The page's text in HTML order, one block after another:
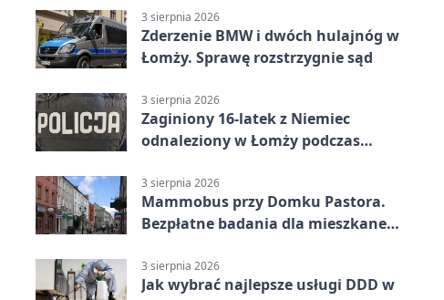
3 sierpnia 2026
Zderzenie BMW i dwóch hulajnóg w
Łomży. Sprawę rozstrzygnie sąd
3 sierpnia 2026
Zaginiony 16-latek z Niemiec
odnaleziony w Łomży podczas
3 sierpnia 2026
Mammobus przy Domku Pastora.
Bezpłatne badania dla mieszkanek
3 sierpnia 2026
Jak wybrać najlepsze usługi DDD w